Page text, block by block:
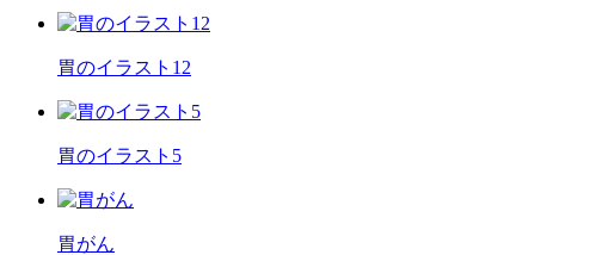
胃のイラスト12
胃のイラスト5
胃がん